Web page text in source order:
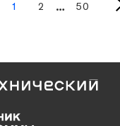
1 2 … 50